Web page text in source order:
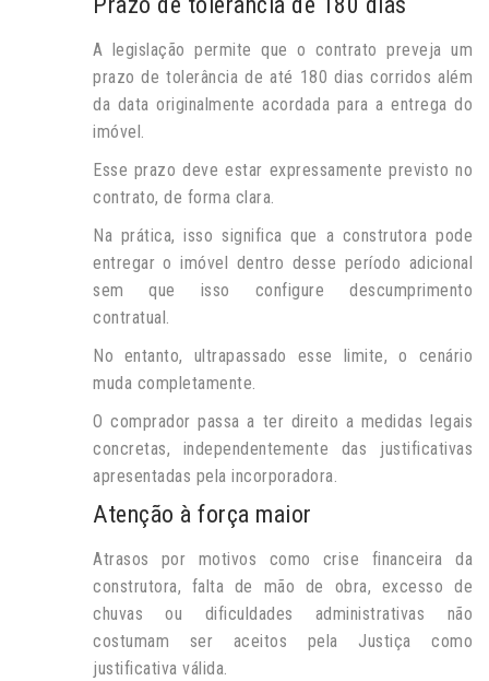
A legislação permite que o contrato preveja um
prazo de tolerância de até 180 dias corridos além
da data originalmente acordada para a entrega do
imóvel.
Esse prazo deve estar expressamente previsto no
contrato, de forma clara.
Na prática, isso significa que a construtora pode
entregar o imóvel dentro desse período adicional
sem que isso configure descumprimento
contratual.
No entanto, ultrapassado esse limite, o cenário
muda completamente.
O comprador passa a ter direito a medidas legais
concretas, independentemente das justificativas
apresentadas pela incorporadora.
Atenção à força maior
Atrasos por motivos como crise financeira da
construtora, falta de mão de obra, excesso de
chuvas ou dificuldades administrativas não
costumam ser aceitos pela Justiça como
justificativa válida.